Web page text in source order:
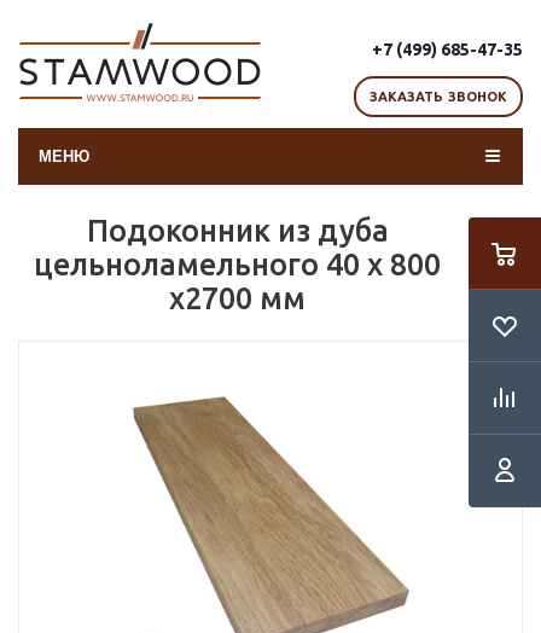
+7 (499) 685-47-35
ЗАКАЗАТЬ ЗВОНОК
МЕНЮ
Подоконник из дуба
цельноламельного 40 х 800
х2700 мм